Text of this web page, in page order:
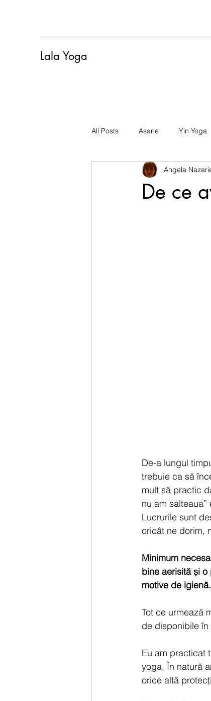
Lala Yoga
All Posts Asane Yin Yoga
De ce
Angela
De-a lungul
trebuie ca să
mult să practic
nu am salteaua”
Lucrurile sunt
oricât ne dorim,
Minimum
bine aerisită și
motive de igienă.
Tot ce urmează
de disponibile în
Eu am practicat
yoga. În natură
orice altă